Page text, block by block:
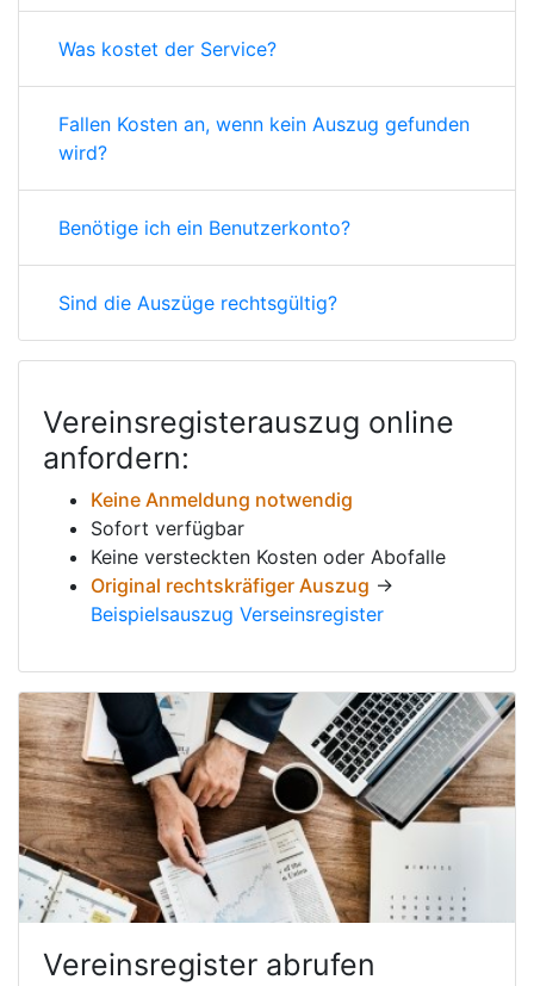
Was kostet der Service?
Fallen Kosten an, wenn kein Auszug gefunden
wird?
Benötige ich ein Benutzerkonto?
Sind die Auszüge rechtsgültig?
Vereinsregisterauszug online
anfordern:
Keine Anmeldung notwendig
Sofort verfügbar
Keine versteckten Kosten oder Abofalle
Original rechtskräfiger Auszug →
Beispielsauszug Verseinsregister
Vereinsregister abrufen